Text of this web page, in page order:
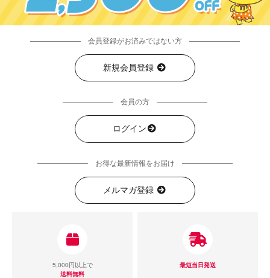
会員登録がお済みではない方
新規会員登録
会員の方
ログイン
お得な最新情報をお届け
メルマガ登録
5,000円以上で
送料無料
最短当日発送